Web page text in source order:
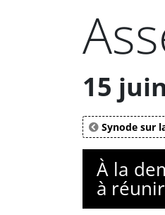
15
Synode sur
À la
à